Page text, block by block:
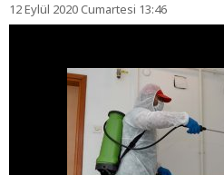
12 Eylül 2020 Cumartesi 13:46